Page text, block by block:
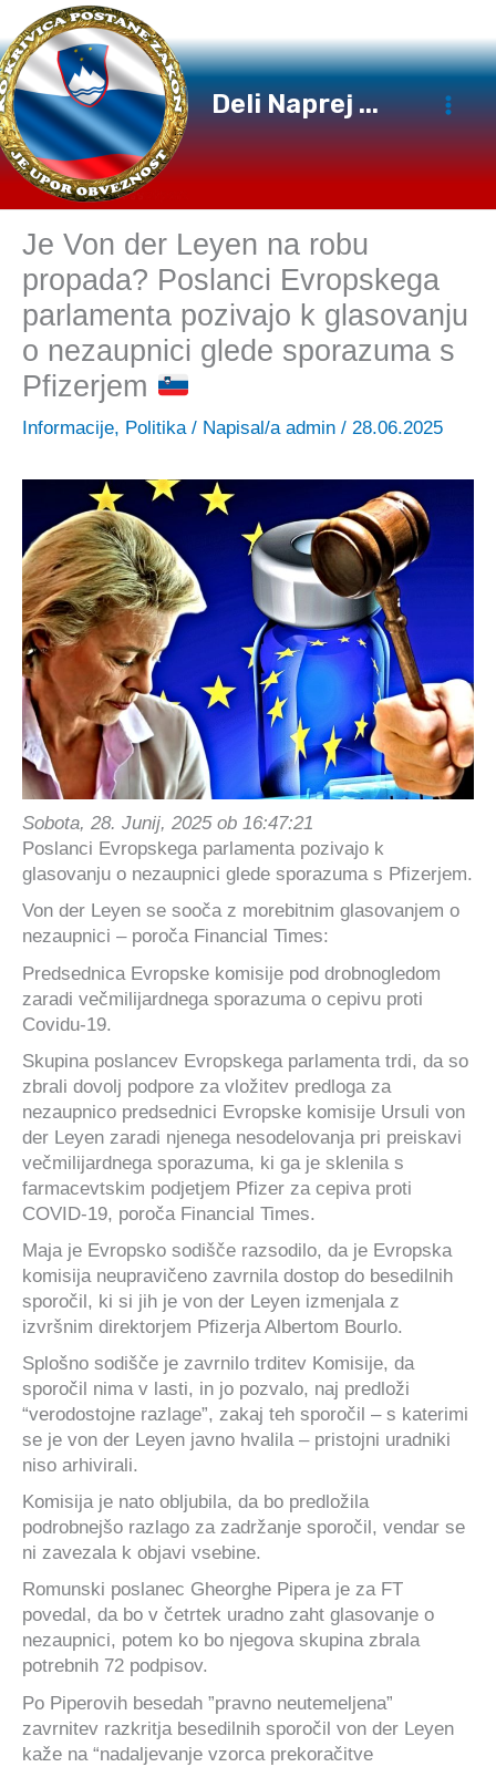
Preskoči
na
vsebino
Deli Naprej ...
Je Von der Leyen na robu
propada? Poslanci Evropskega
parlamenta pozivajo k glasovanju
o nezaupnici glede sporazuma s
Pfizerjem
Informacije, Politika/ Napisal/a admin / 28.06.2025
Sobota, 28. Junij, 2025 ob 16:47:21
Poslanci Evropskega parlamenta pozivajo k
glasovanju o nezaupnici glede sporazuma s Pfizerjem.
Von der Leyen se sooča z morebitnim glasovanjem o
nezaupnici – poroča Financial Times:
Predsednica Evropske komisije pod drobnogledom
zaradi večmilijardnega sporazuma o cepivu proti
Covidu-19.
Skupina poslancev Evropskega parlamenta trdi, da so
zbrali dovolj podpore za vložitev predloga za
nezaupnico predsednici Evropske komisije Ursuli von
der Leyen zaradi njenega nesodelovanja pri preiskavi
večmilijardnega sporazuma, ki ga je sklenila s
farmacevtskim podjetjem Pfizer za cepiva proti
COVID-19, poroča Financial Times.
Maja je Evropsko sodišče razsodilo, da je Evropska
komisija neupravičeno zavrnila dostop do besedilnih
sporočil, ki si jih je von der Leyen izmenjala z
izvršnim direktorjem Pfizerja Albertom Bourlo.
Splošno sodišče je zavrnilo trditev Komisije, da
sporočil nima v lasti, in jo pozvalo, naj predloži
“verodostojne razlage”, zakaj teh sporočil – s katerimi
se je von der Leyen javno hvalila – pristojni uradniki
niso arhivirali.
Komisija je nato obljubila, da bo predložila
podrobnejšo razlago za zadržanje sporočil, vendar se
ni zavezala k objavi vsebine.
Romunski poslanec Gheorghe Pipera je za FT
povedal, da bo v četrtek uradno zaht glasovanje o
nezaupnici, potem ko bo njegova skupina zbrala
potrebnih 72 podpisov.
Po Piperovih besedah ​​”pravno neutemeljena”
zavrnitev razkritja besedilnih sporočil von der Leyen
kaže na “nadaljevanje vzorca prekoračitve